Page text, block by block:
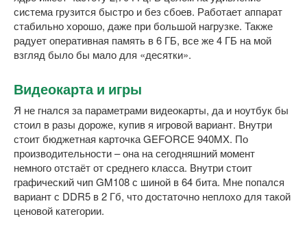
система грузится быстро и без сбоев. Работает аппарат
стабильно хорошо, даже при большой нагрузке. Также
радует оперативная память в 6 ГБ, все же 4 ГБ на мой
взгляд было бы мало для «десятки».
Видеокарта и игры
Я не гнался за параметрами видеокарты, да и ноутбук бы
стоил в разы дороже, купив я игровой вариант. Внутри
стоит бюджетная карточка GEFORCE 940MX. По
производительности – она на сегодняшний момент
немного отстаёт от среднего класса. Внутри стоит
графический чип GM108 с шиной в 64 бита. Мне попался
вариант с DDR5 в 2 Гб, что достаточно неплохо для такой
ценовой категории.